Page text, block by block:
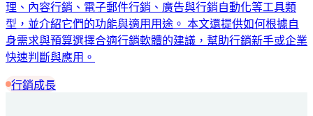
理、內容行銷、電子郵件行銷、廣告與行銷自動化等工具類
型，並介紹它們的功能與適用用途。 本文還提供如何根據自
身需求與預算選擇合適行銷軟體的建議，幫助行銷新手或企業
快速判斷與應用。
行銷成長